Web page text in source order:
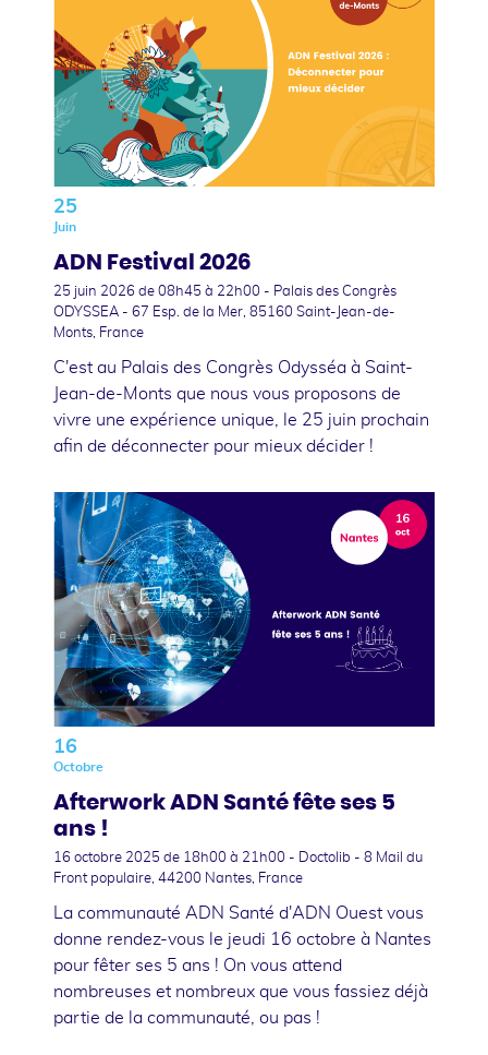
25
Juin
ADN Festival 2026
25 juin 2026 de 08h45 à 22h00 - Palais des Congrès
ODYSSEA - 67 Esp. de la Mer, 85160 Saint-Jean-de-
Monts, France
C'est au Palais des Congrès Odysséa à Saint-
Jean-de-Monts que nous vous proposons de
vivre une expérience unique, le 25 juin prochain
afin de déconnecter pour mieux décider !
16
Octobre
Afterwork ADN Santé fête ses 5
ans !
16 octobre 2025 de 18h00 à 21h00 - Doctolib - 8 Mail du
Front populaire, 44200 Nantes, France
La communauté ADN Santé d'ADN Ouest vous
donne rendez-vous le jeudi 16 octobre à Nantes
pour fêter ses 5 ans ! On vous attend
nombreuses et nombreux que vous fassiez déjà
partie de la communauté, ou pas !